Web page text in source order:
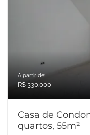
A partir de:
R$ 330.000
Casa de
quartos, 55m²